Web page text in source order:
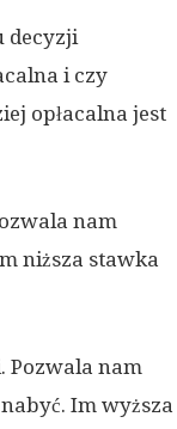
decyzji
i czy
opłacalna jest
nam
niższa stawka
Pozwala nam
Im wyższa